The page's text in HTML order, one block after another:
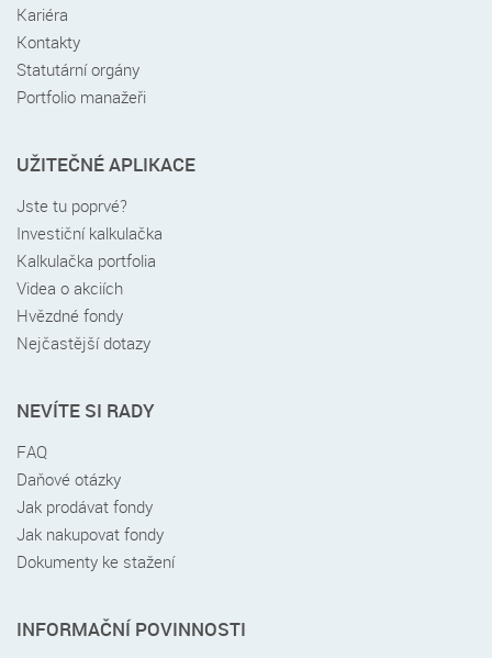
Kariéra
Kontakty
Statutární orgány
Portfolio manažeři
UŽITEČNÉ APLIKACE
Jste tu poprvé?
Investiční kalkulačka
Kalkulačka portfolia
Videa o akciích
Hvězdné fondy
Nejčastější dotazy
NEVÍTE SI RADY
FAQ
Daňové otázky
Jak prodávat fondy
Jak nakupovat fondy
Dokumenty ke stažení
INFORMAČNÍ POVINNOSTI